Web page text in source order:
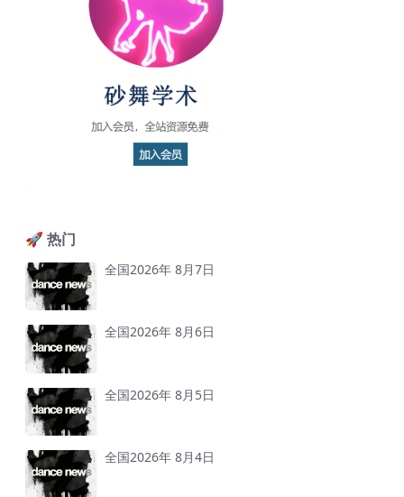
🚀 热门
全国2026年 8月7日
全国2026年 8月6日
全国2026年 8月5日
全国2026年 8月4日